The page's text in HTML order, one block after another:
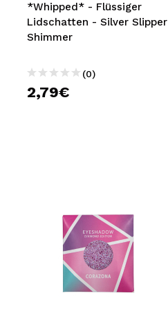
*Whipped* - Flüssiger
Lidschatten - Silver Slipper
Shimmer
(0)
2,79€